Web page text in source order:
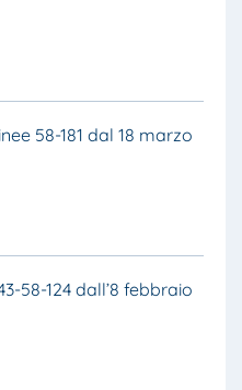
58-181 dal 18 marzo
58-124 dall’8 febbraio